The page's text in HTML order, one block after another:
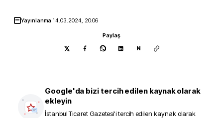
Yayınlanma 14.03.2024, 20:06
Paylaş
N
Google'da bizi tercih edilen kaynak olarak
ekleyin
İstanbul Ticaret Gazetesi'i tercih edilen kaynak olarak